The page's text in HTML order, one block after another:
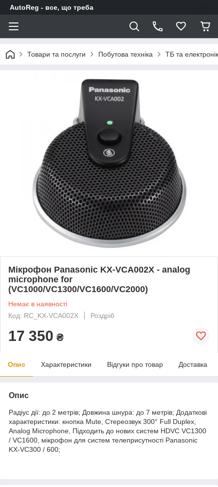
AutoReg - все, що треба
Товари та послуги Побутова техніка ТБ та
Мікрофон Panasonic KX-VCA002X - analog
microphone for
(VC1000/VC1300/VC1600/VC2000)
Немає в наявності
Код: RC_KX-VCA002X
Роздріб
17 350 ₴
Опис Характеристики Відгуки про товар Доставка
Опис
Радіус дії: до 2 метрів; Довжина шнура: до 7 метрів; Додаткові
характеристики: кнопка Mute, Стереозвук 300° Full Duplex,
Analog Microphone, Підходить до нових систем HDVC VC1300
/ VC1600, мікрофон для систем телеприсутності Panasonic
KX-VC300 / 600;